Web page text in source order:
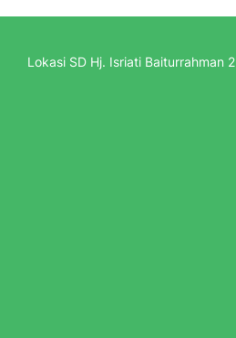
Lokasi SD Hj. Isriati Baiturrahman 2